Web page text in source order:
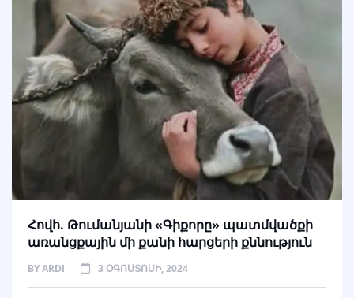
Հովհ. Թումանյանի «Գիքորը» պատմվածքի
առանցքային մի քանի հարցերի քննություն
BYARDI 3 ՕԳՈՍՏՈՍԻ, 2024